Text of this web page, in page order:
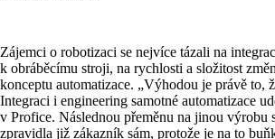
Zájemci o robotizaci se nejvíce tázali na
k obráběcímu stroji, na rychlosti a složitost
konceptu automatizace. „Výhodou je právě to,
Integraci i engineering samotné automatizace
v Profice. Následnou přeměnu na jinou výrobu
zpravidla již zákazník sám, protože je na to